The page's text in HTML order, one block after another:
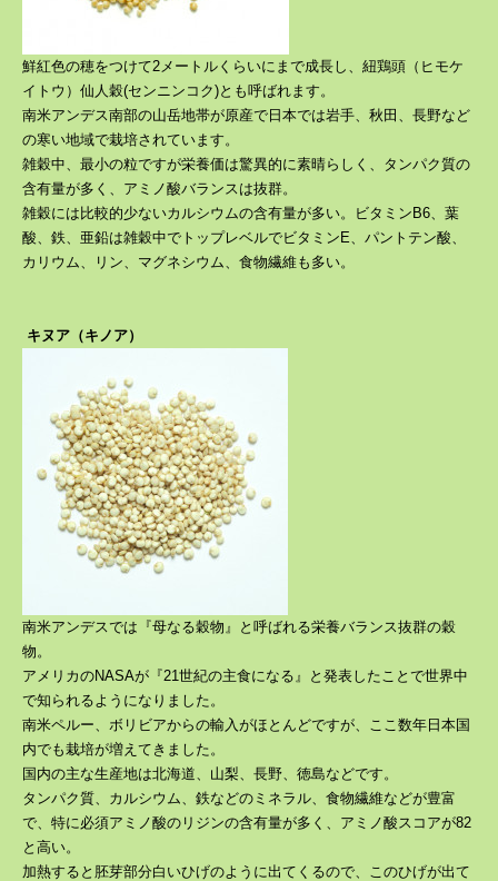
鮮紅色の穂をつけて2メートルくらいにまで成長し、紐鶏頭（ヒモケ
イトウ）仙人穀(センニンコク)とも呼ばれます。
南米アンデス南部の山岳地帯が原産で日本では岩手、秋田、長野など
の寒い地域で栽培されています。
雑穀中、最小の粒ですが栄養価は驚異的に素晴らしく、タンパク質の
含有量が多く、アミノ酸バランスは抜群。
雑穀には比較的少ないカルシウムの含有量が多い。ビタミンB6、葉
酸、鉄、亜鉛は雑穀中でトップレベルでビタミンE、パントテン酸、
カリウム、リン、マグネシウム、食物繊維も多い。
キヌア（キノア）
南米アンデスでは『母なる穀物』と呼ばれる栄養バランス抜群の穀
物。
アメリカのNASAが『21世紀の主食になる』と発表したことで世界中
で知られるようになりました。
南米ペルー、ボリビアからの輸入がほとんどですが、ここ数年日本国
内でも栽培が増えてきました。
国内の主な生産地は北海道、山梨、長野、徳島などです。
タンパク質、カルシウム、鉄などのミネラル、食物繊維などが豊富
で、特に必須アミノ酸のリジンの含有量が多く、アミノ酸スコアが82
と高い。
加熱すると胚芽部分白いひげのように出てくるので、このひげが出て